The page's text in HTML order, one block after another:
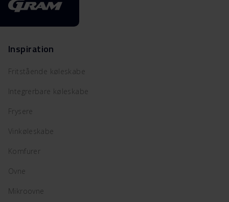
Inspiration
Fritstående køleskabe
Integrerbare køleskabe
Frysere
Vinkøleskabe
Komfurer
Ovne
Mikroovne